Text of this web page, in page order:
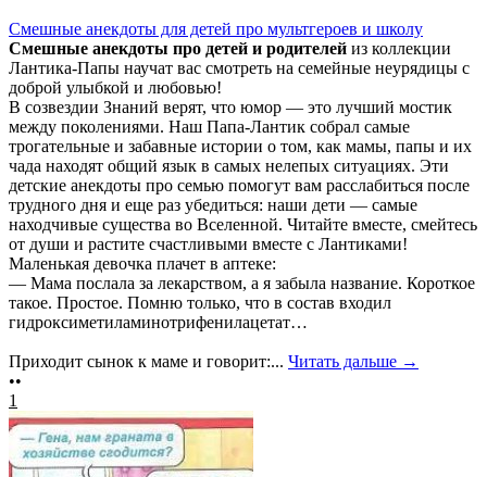
Смешные анекдоты для детей про мультгероев и школу
Смешные анекдоты про детей и родителей из коллекции
Лантика-Папы научат вас смотреть на семейные неурядицы с
доброй улыбкой и любовью!
В созвездии Знаний верят, что юмор — это лучший мостик
между поколениями. Наш Папа-Лантик собрал самые
трогательные и забавные истории о том, как мамы, папы и их
чада находят общий язык в самых нелепых ситуациях. Эти
детские анекдоты про семью помогут вам расслабиться после
трудного дня и еще раз убедиться: наши дети — самые
находчивые существа во Вселенной. Читайте вместе, смейтесь
от души и растите счастливыми вместе с Лантиками!
Маленькая девочка плачет в аптеке:
— Мама послала за лекарством, а я забыла название. Короткое
такое. Простое. Помню только, что в состав входил
гидроксиметиламинотрифенилацетат…
Приходит сынок к маме и говорит:... Читать дальше →
••
1